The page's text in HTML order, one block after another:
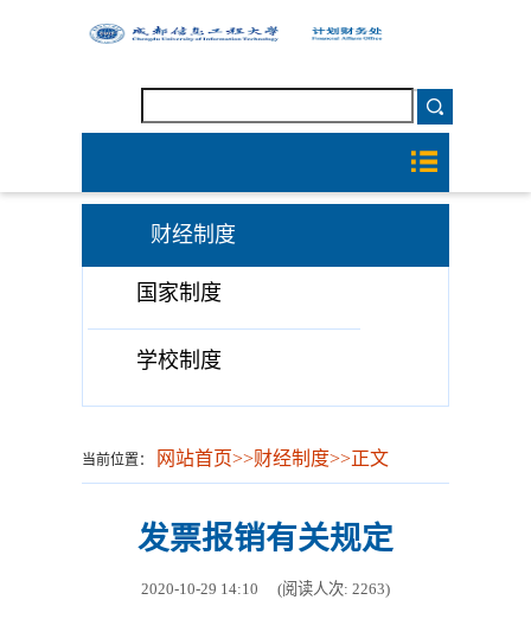
财经制度
国家制度
学校制度
当前位置： 网站首页>>财经制度>>正文
发票报销有关规定
2020-10-29 14:10 (阅读人次: 2263)